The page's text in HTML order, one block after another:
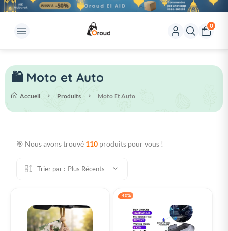
0
🛍️ Moto et Auto
Accueil Produits Moto Et Auto
🎯 Nous avons trouvé 110 produits pour vous !
Trier par : Plus Récents
-40%